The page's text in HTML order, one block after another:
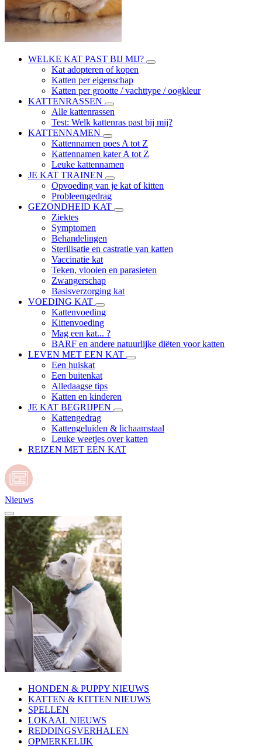
WELKE KAT PAST BIJ MIJ?
Kat adopteren of kopen
Katten per eigenschap
Katten per grootte / vachttype / oogkleur
KATTENRASSEN
Alle kattenrassen
Test: Welk kattenras past bij mij?
KATTENNAMEN
Kattennamen poes A tot Z
Kattennamen kater A tot Z
Leuke kattennamen
JE KAT TRAINEN
Opvoeding van je kat of kitten
Probleemgedrag
GEZONDHEID KAT
Ziektes
Symptomen
Behandelingen
Sterilisatie en castratie van katten
Vaccinatie kat
Teken, vlooien en parasieten
Zwangerschap
Basisverzorging kat
VOEDING KAT
Kattenvoeding
Kittenvoeding
Mag een kat... ?
BARF en andere natuurlijke diëten voor katten
LEVEN MET EEN KAT
Een huiskat
Een buitenkat
Alledaagse tips
Katten en kinderen
JE KAT BEGRIJPEN
Kattengedrag
Kattengeluiden & lichaamstaal
Leuke weetjes over katten
REIZEN MET EEN KAT
Nieuws
HONDEN & PUPPY NIEUWS
KATTEN & KITTEN NIEUWS
SPELLEN
LOKAAL NIEUWS
REDDINGSVERHALEN
OPMERKELIJK